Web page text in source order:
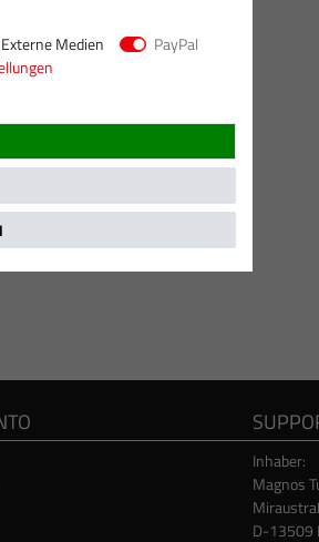
Inhaber:
Magnos
D-13509
Externe Medien
PayPal